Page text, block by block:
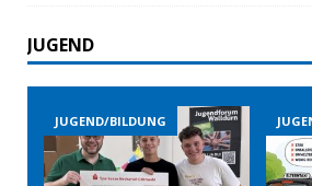
JUGEND
JUGEND/BILDUNG